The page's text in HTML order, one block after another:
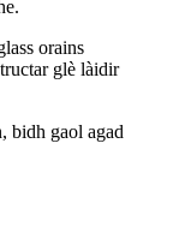
orains
glè làidir
bidh gaol agad